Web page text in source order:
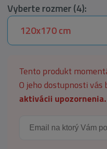
Vyberte rozmer (4):
120x170 cm
Tento produkt
O jeho dostupnosti
aktivácii upozornenia.